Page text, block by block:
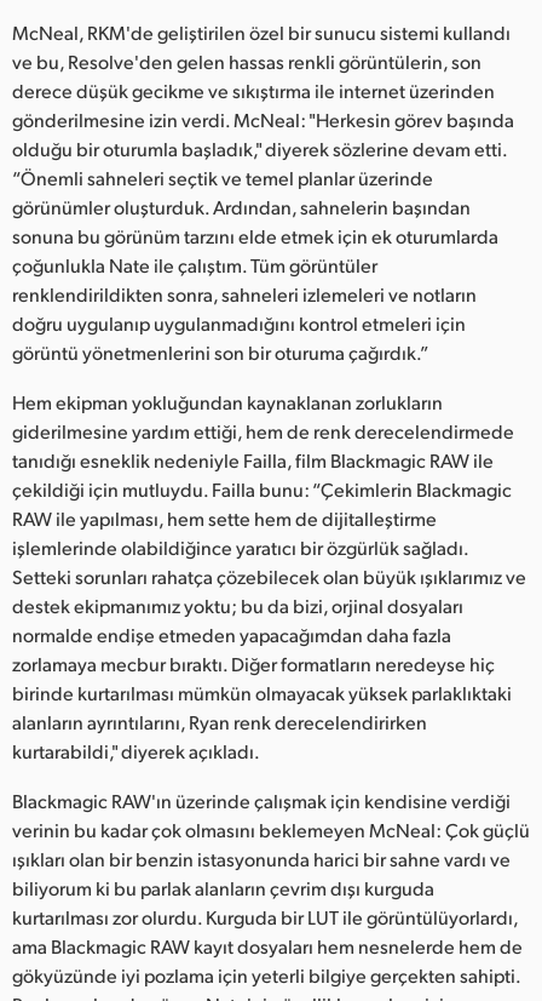
McNeal, RKM'de geliştirilen özel bir sunucu sistemi kullandı
ve bu, Resolve'den gelen hassas renkli görüntülerin, son
derece düşük gecikme ve sıkıştırma ile internet üzerinden
gönderilmesine izin verdi. McNeal: "Herkesin görev başında
olduğu bir oturumla başladık," diyerek sözlerine devam etti.
“Önemli sahneleri seçtik ve temel planlar üzerinde
görünümler oluşturduk. Ardından, sahnelerin başından
sonuna bu görünüm tarzını elde etmek için ek oturumlarda
çoğunlukla Nate ile çalıştım. Tüm görüntüler
renklendirildikten sonra, sahneleri izlemeleri ve notların
doğru uygulanıp uygulanmadığını kontrol etmeleri için
görüntü yönetmenlerini son bir oturuma çağırdık.”
Hem ekipman yokluğundan kaynaklanan zorlukların
giderilmesine yardım ettiği, hem de renk derecelendirmede
tanıdığı esneklik nedeniyle Failla, film Blackmagic RAW ile
çekildiği için mutluydu. Failla bunu: “Çekimlerin Blackmagic
RAW ile yapılması, hem sette hem de dijitalleştirme
işlemlerinde olabildiğince yaratıcı bir özgürlük sağladı.
Setteki sorunları rahatça çözebilecek olan büyük ışıklarımız ve
destek ekipmanımız yoktu; bu da bizi, orjinal dosyaları
normalde endişe etmeden yapacağımdan daha fazla
zorlamaya mecbur bıraktı. Diğer formatların neredeyse hiç
birinde kurtarılması mümkün olmayacak yüksek parlaklıktaki
alanların ayrıntılarını, Ryan renk derecelendirirken
kurtarabildi," diyerek açıkladı.
Blackmagic RAW'ın üzerinde çalışmak için kendisine verdiği
verinin bu kadar çok olmasını beklemeyen McNeal: Çok güçlü
ışıkları olan bir benzin istasyonunda harici bir sahne vardı ve
biliyorum ki bu parlak alanların çevrim dışı kurguda
kurtarılması zor olurdu. Kurguda bir LUT ile görüntülüyorlardı,
ama Blackmagic RAW kayıt dosyaları hem nesnelerde hem de
gökyüzünde iyi pozlama için yeterli bilgiye gerçekten sahipti.